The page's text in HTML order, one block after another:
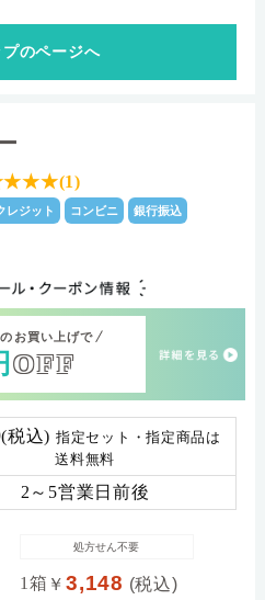
プのページへ
レジット コンビニ 銀行振込
お買い上げで
OFF
(税込) 指定セット・指定商品は
送料無料
2～5営業日前後
1箱 ￥3,148 (税込)
処方せん不要